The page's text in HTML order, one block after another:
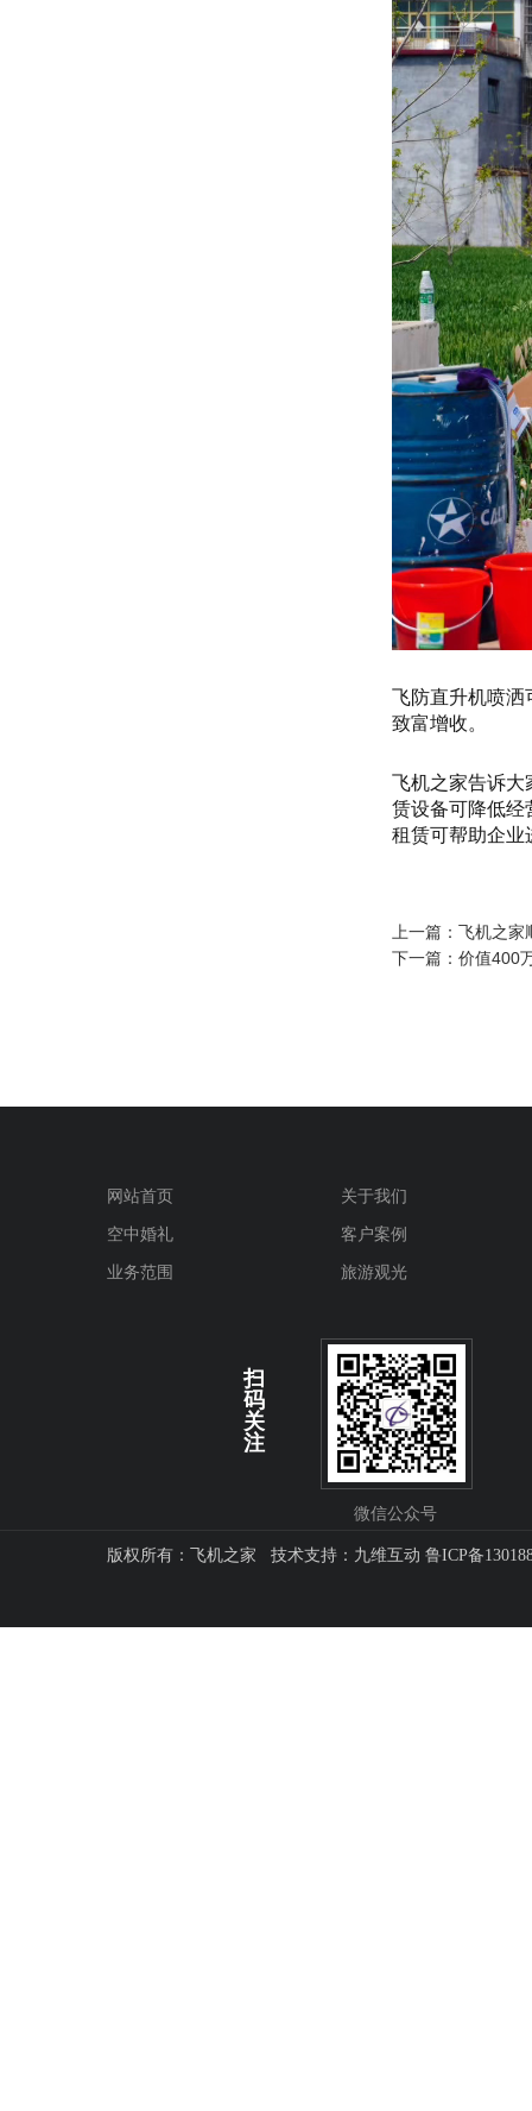
飞防直升机喷洒
致富增收。
飞机之家告诉
赁设备可降低经
租赁可帮助企业
上一篇： 飞机之家
下一篇： 价值400
网站首页
关于我们
空中婚礼
客户案例
业务范围
旅游观光
扫
码
关
注
微信公众号
版权所有：飞机之家 技术支持： 九维互动 鲁ICP备